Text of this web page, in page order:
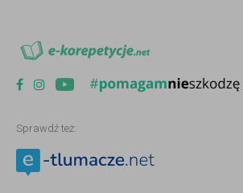
Sprawdź też: